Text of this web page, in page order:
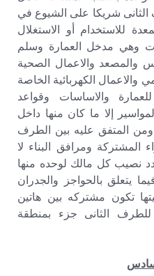
شريكا على الشيوع في
للاستخدام أو الاستغلال
وهي مدخل العمارة وسلم
والمصعد والاعمال الصحية
والاعمال الكهربائية الخاصة
والاساسات وقواعد
إلا ما كان منها داخل
المتفق عليه بين الطرف
المشتركة ومرافق البناء لا
نصيب كل مالك لوحده منها
يتعلق بالحواجز والجدران
تكون مشتركه بين هاتين
الثانى جزء بمنطقة